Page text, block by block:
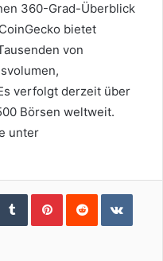
360-Grad-Überblick
CoinGecko bietet
von
verfolgt derzeit über
Börsen weltweit.
unter
TumblrPinterestReddit